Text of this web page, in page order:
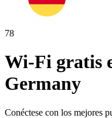
78
Wi-Fi gratis
Germany
Conéctese con los mejores